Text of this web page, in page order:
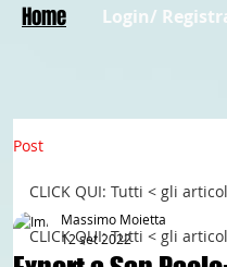
Login/
Home
Post
CLICK QUI: Tutti < gli
CLICK QUI: Tutti < gli
Massimo Moietta
12 set 2022